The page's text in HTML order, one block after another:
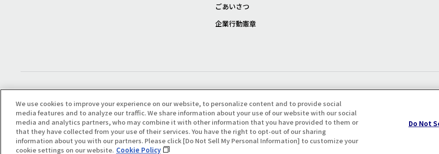
ごあいさつ
企業行動憲章
プライバシー・クッキーポリシ
Copyright(C) All Right Reserved. Producted by NOK KLÜBER CO., LTD.
We use cookies to improve your experience on our website, to personalize content and to provide social
media features and to analyze our traffic. We share information about your use of our website with our social
media and analytics partners, who may combine it with other information that you have provided to them or
that they have collected from your use of their services. You have the right to opt-out of our sharing
information about you with our partners. Please click [Do Not Sell My Personal Information] to customize your
cookie settings on our website. Cookie Policy
Do Not